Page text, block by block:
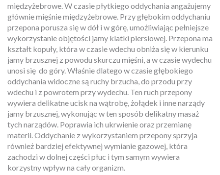
międzyżebrowe. W czasie płytkiego oddychania angażujemy
głównie mięśnie międzyżebrowe. Przy głębokim oddychaniu
przepona porusza się w dół i w górę, umożliwiając pełniejsze
wykorzystanie objętości jamy klatki piersiowej. Przepona ma
kształt kopuły, która w czasie wdechu obniża się w kierunku
jamy brzusznej z powodu skurczu mięśni, a w czasie wydechu
unosi się do góry. Właśnie dlatego w czasie głębokiego
oddychania widoczne są ruchy brzucha, do przodu przy
wdechu i z powrotem przy wydechu. Ten ruch przepony
wywiera delikatne ucisk na wątrobę, żołądek i inne narządy
jamy brzusznej, wykonując w ten sposób delikatny masaż
tych narządów. Poprawia ich ukrwienie oraz przemianę
materii. Oddychanie z wykorzystaniem przepony sprzyja
również bardziej efektywnej wymianie gazowej, która
zachodzi w dolnej części płuc i tym samym wywiera
korzystny wpływ na cały organizm.